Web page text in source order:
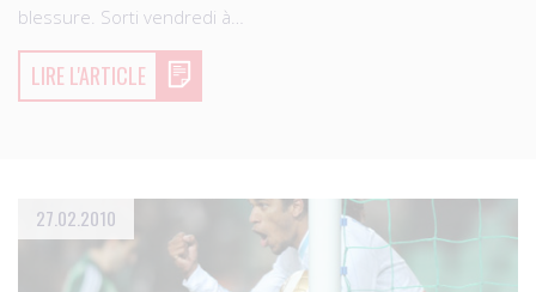
blessure. Sorti vendredi à…
LIRE L'ARTICLE
27.02.2010